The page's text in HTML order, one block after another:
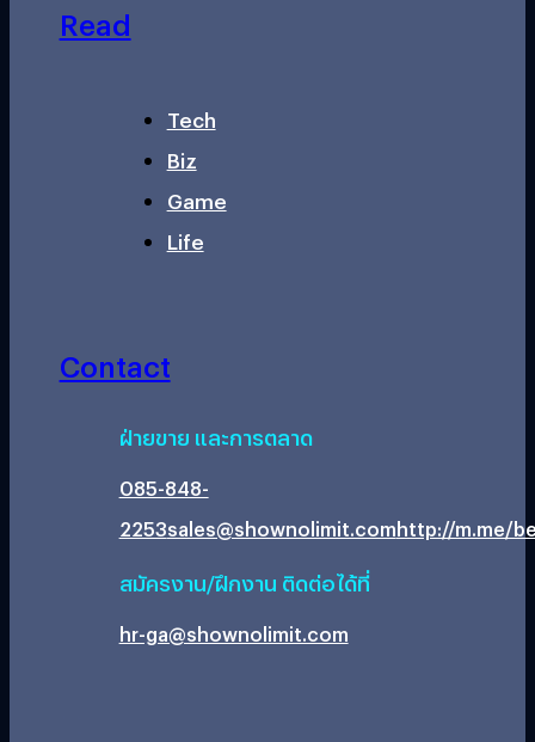
Read
Tech
Biz
Game
Life
Contact
ฝ่ายขาย และการตลาด
085-848-
2253sales@shownolimit.comhttp://m.me/
สมัครงาน/ฝึกงาน ติดต่อได้ที่
hr-ga@shownolimit.com